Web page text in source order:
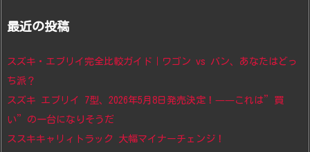
最近の投稿
スズキ・エブリイ完全比較ガイド｜ワゴン vs バン、あなたはどっ
ち派？
スズキ エブリイ 7型、2026年5月8日発売決定！——これは”買
い”の一台になりそうだ
ススキキャリィトラック 大幅マイナーチェンジ！